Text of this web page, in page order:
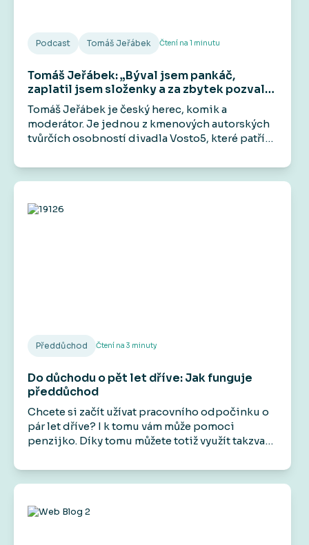
Podcast Tomáš Jeřábek Čtení na 1 minutu
Tomáš Jeřábek: „Býval jsem pankáč,
zaplatil jsem složenky a za zbytek pozval
kámoše do hospody.“
Tomáš Jeřábek je český herec, komik a
moderátor. Je jednou z kmenových autorských
tvůrčích osobností divadla Vosto5, které patří
seriálech Základka, Rapl i ve filmech jako
Gangster Ka, Román pro ženy nebo Šarlatán.
televizních reklam.
Předdůchod Čtení na 3 minuty
Do důchodu o pět let dříve: Jak funguje
předdůchod
Chcete si začít užívat pracovního odpočinku o
pár let dříve? I k tomu vám může pomoci
penzijko. Díky tomu můžete totiž využít takzvaný
důchodu vám umožní přestat pracovat před
dosažením důchodového věku, aniž by došlo k
Má to však svá pravidla a podmínky.